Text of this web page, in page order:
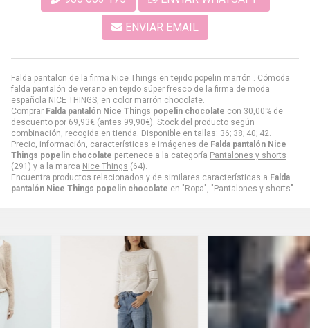
Falda pantalon de la firma Nice Things en tejido popelin marrón . Cómoda
falda pantalón de verano en tejido súper fresco de la firma de moda
española NICE THINGS, en color marrón chocolate.
Comprar Falda pantalón Nice Things popelin chocolate con 30,00% de
descuento por 69,93€ (antes 99,90€). Stock del producto según
combinación, recogida en tienda. Disponible en tallas: 36; 38; 40; 42.
Precio, información, características e imágenes de Falda pantalón Nice
Things popelin chocolate pertenece a la categoría Pantalones y shorts
(291) y a la marca Nice Things (64).
Encuentra productos relacionados y de similares características a Falda
pantalón Nice Things popelin chocolate en "Ropa", "Pantalones y shorts".
ENVIAR EMAIL